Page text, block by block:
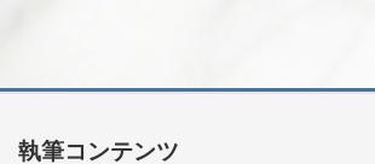
執筆コンテンツ